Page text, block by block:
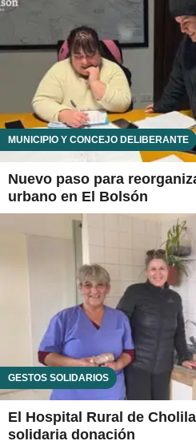
MUNICIPIO Y CONCEJO DELIBERANTE
Nuevo paso para
urbano en El Bolsón
GESTOS SOLIDARIOS
El Hospital Rural de
solidaria donación